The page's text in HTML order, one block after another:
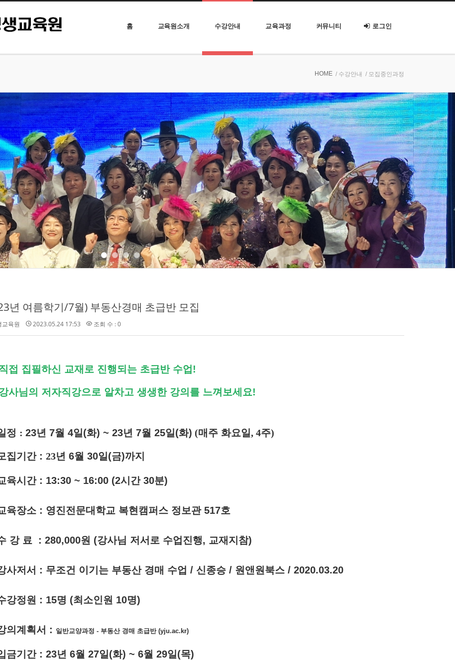
홈 교육원소개 수강안내 교육과정 커뮤니티 로그인
HOME / 수강안내 / 모집중인과정
년 여름학기/7월) 부동산경매 초급반 모집
교육원 2023.05.24 17:53 조회 수 : 0
접 집필하신 교재로 진행되는 초급반 수업!
사님의 저자직강으로 알차고 생생한 강의를 느껴보세요!
정 : 23년 7월 4일(화) ~ 23년 7월 25일(화) (매주 화요일, 4주)
집기간 : 23년 6월 30일(금)까지
육시간 : 13:30 ~ 16:00 (2시간 30분)
육장소 : 영진전문대학교 복현캠퍼스 정보관 517호
강 료 : 280,000원 (강사님 저서로 수업진행, 교재지참)
사저서 : 무조건 이기는 부동산 경매 수업 / 신종승 / 원앤원북스 / 2020.03.20
강정원 : 15명 (최소인원 10명)
의계획서 : 일반교양과정 - 부동산 경매 초급반 (yju.ac.kr)
금기간 : 23년 6월 27일 (화) ~ 6월 29일(목)